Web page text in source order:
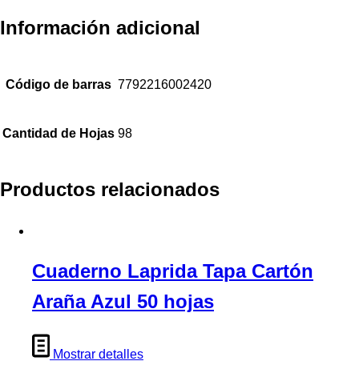
Información adicional
Código de barras 7792216002420
Cantidad de Hojas 98
Productos relacionados
Cuaderno Laprida Tapa Cartón
Araña Azul 50 hojas
Mostrar detalles